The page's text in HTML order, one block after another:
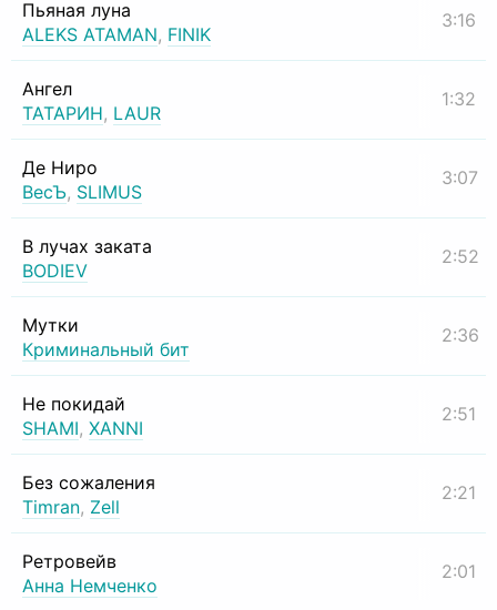
Пьяная луна
ALEKS ATAMAN, FINIK
3:16
Ангел
ТАТАРИН, LAUR
1:32
Де Ниро
ВесЪ, SLIMUS
3:07
В лучах заката
BODIEV
2:52
Мутки
Криминальный бит
2:36
Не покидай
SHAMI, XANNI
2:51
Без сожаления
Timran, Zell
2:21
Ретровейв
Анна Немченко
2:01